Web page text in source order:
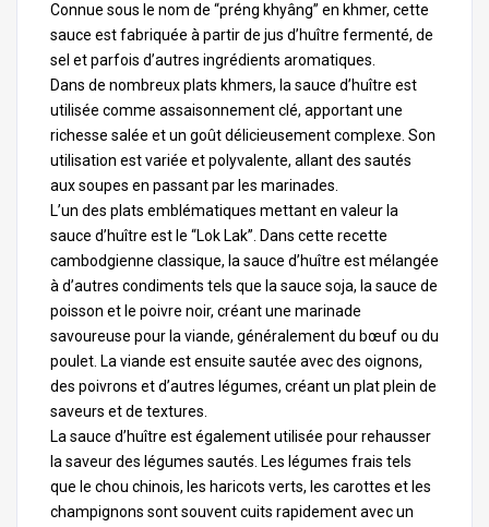
Connue sous le nom de “préng khyâng” en khmer, cette
sauce est fabriquée à partir de jus d’huître fermenté, de
sel et parfois d’autres ingrédients aromatiques.
Dans de nombreux plats khmers, la sauce d’huître est
utilisée comme assaisonnement clé, apportant une
richesse salée et un goût délicieusement complexe. Son
utilisation est variée et polyvalente, allant des sautés
aux soupes en passant par les marinades.
L’un des plats emblématiques mettant en valeur la
sauce d’huître est le “Lok Lak”. Dans cette recette
cambodgienne classique, la sauce d’huître est mélangée
à d’autres condiments tels que la sauce soja, la sauce de
poisson et le poivre noir, créant une marinade
savoureuse pour la viande, généralement du bœuf ou du
poulet. La viande est ensuite sautée avec des oignons,
des poivrons et d’autres légumes, créant un plat plein de
saveurs et de textures.
La sauce d’huître est également utilisée pour rehausser
la saveur des légumes sautés. Les légumes frais tels
que le chou chinois, les haricots verts, les carottes et les
champignons sont souvent cuits rapidement avec un